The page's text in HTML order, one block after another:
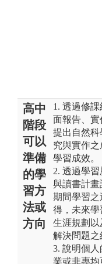
高中
階段
可以
準備
的學
習方
法或
方向
1. 透過修
面報告、實
提出自然科
究與實作之
學習成效。
2. 透過學
與讀書計畫
期間學習之
得，未來學
生涯規劃以
解決問題之
3. 說明個
業或非專均